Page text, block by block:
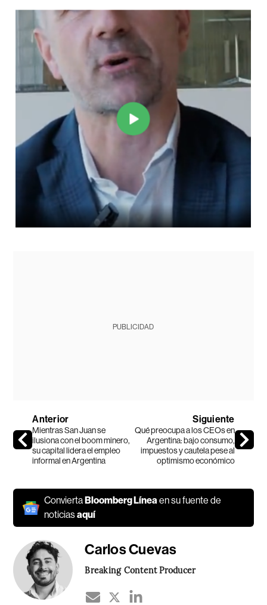
PUBLICIDAD
Anterior
Mientras San Juan se
ilusiona con el boom minero,
su capital lidera el empleo
informal en Argentina
Siguiente
Qué preocupa a los CEOs en
Argentina: bajo consumo,
impuestos y cautela pese al
optimismo económico
Convierta Bloomberg Líneaen su fuente de
noticiasaquí
Carlos Cuevas
Breaking Content Producer